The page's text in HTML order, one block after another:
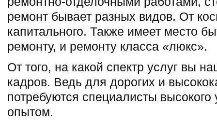
ремонт бывает разных видов. От
капитального. Также имеет место
ремонту, и ремонту класса «люкс».
От того, на какой спектр услуг вы
кадров. Ведь для дорогих и
потребуются специалисты высокого
опытом.